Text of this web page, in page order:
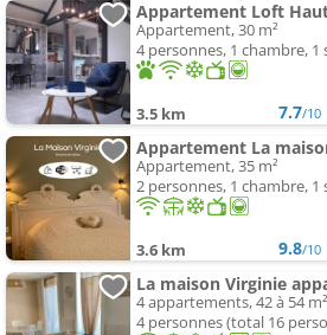
Appartement, 30 m²
4 personnes, 1 chambre, 1
3.5 km 7.7/10
Appartement, 35 m²
2 personnes, 1 chambre, 1
3.6 km 9.8/10
4 appartements, 42 à 54 m²
4 personnes (total 16